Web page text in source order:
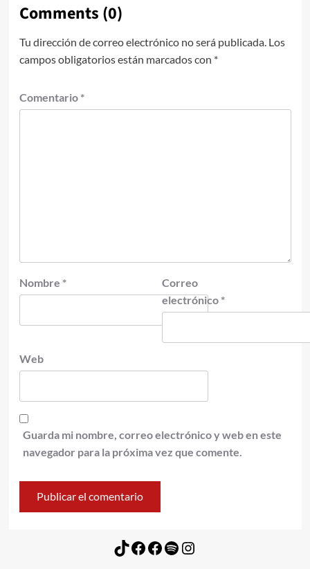
Comments (0)
Tu dirección de correo electrónico no será publicada. Los
campos obligatorios están marcados con *
Comentario *
Nombre *
Correo
electrónico *
Web
Guarda mi nombre, correo electrónico y web en este
navegador para la próxima vez que comente.
TikTok
Facebook
Facebook
Spotify
Instagram